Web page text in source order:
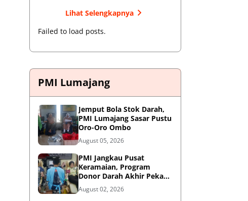
Lihat Selengkapnya
Failed to load posts.
PMI Lumajang
Jemput Bola Stok Darah,
PMI Lumajang Sasar Pustu
Oro-Oro Ombo
August 05, 2026
PMI Jangkau Pusat
Keramaian, Program
Donor Darah Akhir Pekan
di GM Plaza Lumajang
Disambut Antusias
August 02, 2026